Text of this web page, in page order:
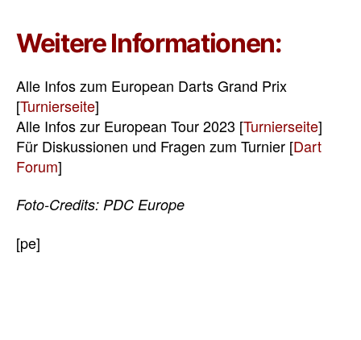
Weitere Informationen:
Alle Infos zum European Darts Grand Prix
[Turnierseite]
Alle Infos zur European Tour 2023 [Turnierseite]
Für Diskussionen und Fragen zum Turnier [Dart
Forum]
Foto-Credits: PDC Europe
[pe]